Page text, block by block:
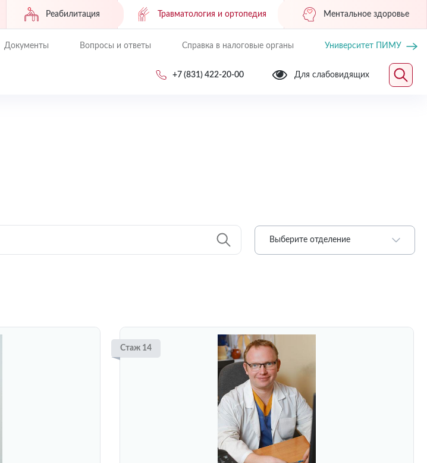
Реабилитация Травматология и ортопедия Ментальное здоровье
Документы Вопросы и ответы Справка в налоговые органы Университет ПИМУ
+7 (831) 422-20-00 Для слабовидящих
Выберите отделение
Стаж 14